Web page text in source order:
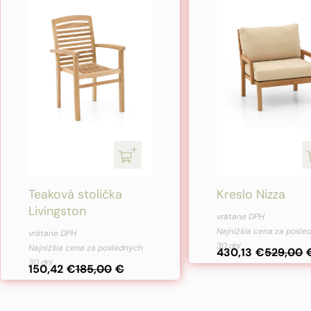
Teaková stolička
Livingston
185,00 €
Pôvodná
cena
bola:
185,00€.
150,42 €
Aktuálna
cena
je:
150,42€.
vrátane DPH
Najnižšia cena za posledných
30 dní
Kreslo Nizza
529,00
Pôvodná
cena
bola:
529,00€.
430,13 €
Aktuálna
cena
je:
430,13€.
vrátane DPH
Najnižšia cena za
30 dní